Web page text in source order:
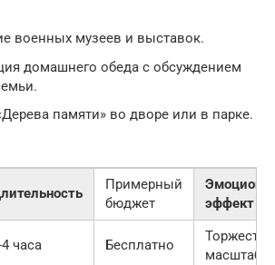
военных музеев и выставок.
домашнего обеда с обсуждением
памяти» во дворе или в парке.
Примерный
бюджет
эффект
часа Бесплатно
масштаб